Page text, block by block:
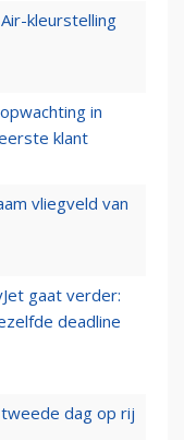
kleurstelling
in
klant
vliegveld van
gaat verder:
deadline
dag op rij